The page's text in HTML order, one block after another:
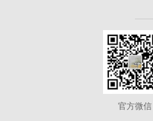
官方微信